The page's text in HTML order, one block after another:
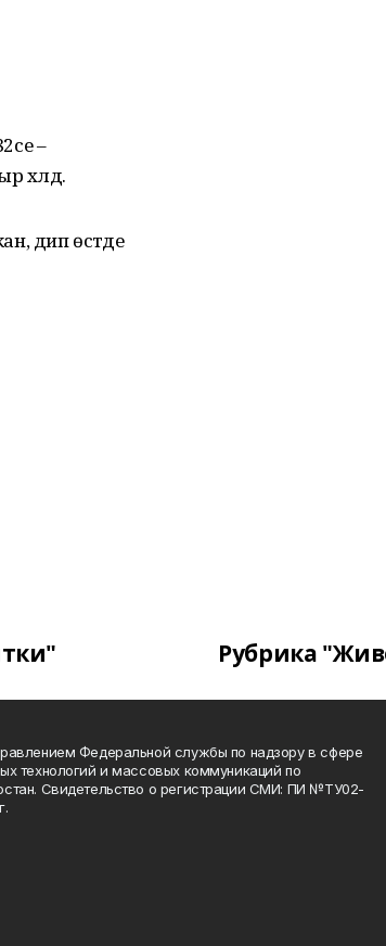
–
хәлдә.
дип өстәде
Рубрика
Федеральной службы по надзору в сфере
технологий и массовых коммуникаций по
Свидетельство о регистрации СМИ: ПИ №ТУ02-